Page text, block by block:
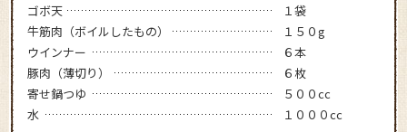
ゴボ天
１袋
牛筋肉（ボイルしたもの）
１５０g
ウインナー
６本
豚肉（薄切り）
６枚
寄せ鍋つゆ
５００cc
水
１０００cc